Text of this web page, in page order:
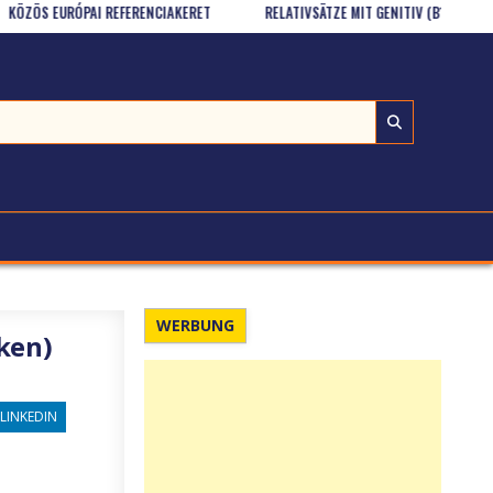
EURÓPAI REFERENCIAKERET RELATIVSÄTZE MIT GENITIV (B1+/B2)
LINKEDIN
WERBUNG